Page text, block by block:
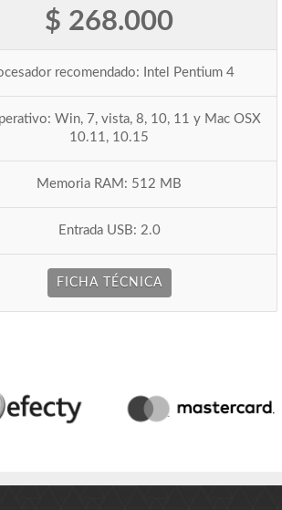
$ 268.000
recomendado: Intel Pentium 4
Win, 7, vista, 8, 10, 11 y Mac OSX
10.11, 10.15
Memoria RAM: 512 MB
Entrada USB: 2.0
FICHA TÉCNICA